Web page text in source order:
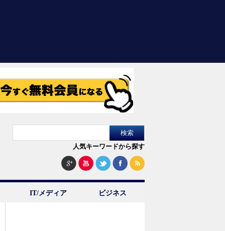
人気キーワードから探す
IT/メディア ビジネス